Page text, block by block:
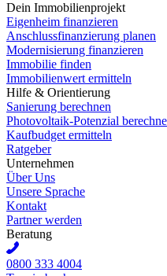
Dein Immobilienprojekt
Eigenheim finanzieren
Anschlussfinanzierung planen
Modernisierung finanzieren
Immobilie finden
Immobilienwert ermitteln
Hilfe & Orientierung
Sanierung berechnen
Photovoltaik-Potenzial
Kaufbudget ermitteln
Ratgeber
Unternehmen
Über Uns
Unsere Sprache
Kontakt
Partner werden
Beratung
0800 333 4004